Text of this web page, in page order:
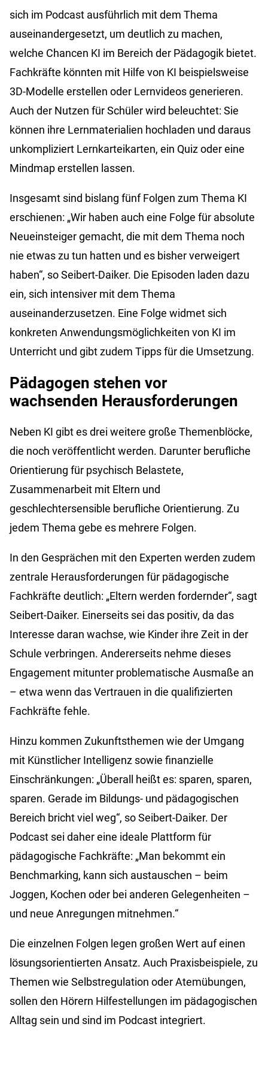
sich im Podcast ausführlich mit dem Thema
auseinandergesetzt, um deutlich zu machen,
welche Chancen KI im Bereich der Pädagogik bietet.
Fachkräfte könnten mit Hilfe von KI beispielsweise
3D-Modelle erstellen oder Lernvideos generieren.
Auch der Nutzen für Schüler wird beleuchtet: Sie
können ihre Lernmaterialien hochladen und daraus
unkompliziert Lernkarteikarten, ein Quiz oder eine
Mindmap erstellen lassen.
Insgesamt sind bislang fünf Folgen zum Thema KI
erschienen: „Wir haben auch eine Folge für absolute
Neueinsteiger gemacht, die mit dem Thema noch
nie etwas zu tun hatten und es bisher verweigert
haben“, so Seibert-Daiker. Die Episoden laden dazu
ein, sich intensiver mit dem Thema
auseinanderzusetzen. Eine Folge widmet sich
konkreten Anwendungsmöglichkeiten von KI im
Unterricht und gibt zudem Tipps für die Umsetzung.
Pädagogen stehen vor
wachsenden Herausforderungen
Neben KI gibt es drei weitere große Themenblöcke,
die noch veröffentlicht werden. Darunter berufliche
Orientierung für psychisch Belastete,
Zusammenarbeit mit Eltern und
geschlechtersensible berufliche Orientierung. Zu
jedem Thema gebe es mehrere Folgen.
In den Gesprächen mit den Experten werden zudem
zentrale Herausforderungen für pädagogische
Fachkräfte deutlich: „Eltern werden fordernder“, sagt
Seibert-Daiker. Einerseits sei das positiv, da das
Interesse daran wachse, wie Kinder ihre Zeit in der
Schule verbringen. Andererseits nehme dieses
Engagement mitunter problematische Ausmaße an
– etwa wenn das Vertrauen in die qualifizierten
Fachkräfte fehle.
Hinzu kommen Zukunftsthemen wie der Umgang
mit Künstlicher Intelligenz sowie finanzielle
Einschränkungen: „Überall heißt es: sparen, sparen,
sparen. Gerade im Bildungs- und pädagogischen
Bereich bricht viel weg“, so Seibert-Daiker. Der
Podcast sei daher eine ideale Plattform für
pädagogische Fachkräfte: „Man bekommt ein
Benchmarking, kann sich austauschen – beim
Joggen, Kochen oder bei anderen Gelegenheiten –
und neue Anregungen mitnehmen.“
Die einzelnen Folgen legen großen Wert auf einen
lösungsorientierten Ansatz. Auch Praxisbeispiele, zu
Themen wie Selbstregulation oder Atemübungen,
sollen den Hörern Hilfestellungen im pädagogischen
Alltag sein und sind im Podcast integriert.